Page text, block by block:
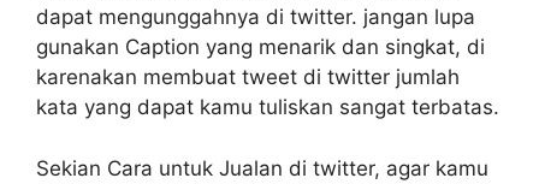
dapat mengunggahnya di twitter. jangan lupa
gunakan Caption yang menarik dan singkat, di
karenakan membuat tweet di twitter jumlah
kata yang dapat kamu tuliskan sangat terbatas.
Sekian Cara untuk Jualan di twitter, agar kamu